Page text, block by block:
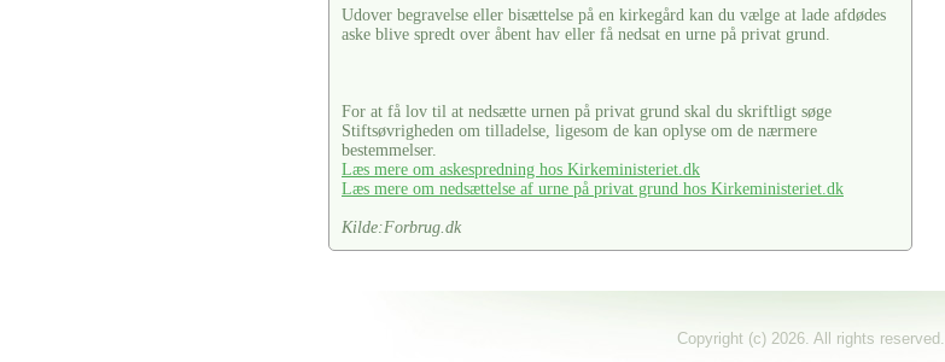
Udover begravelse eller bisættelse på en kirkegård kan du vælge at lade afdødes
aske blive spredt over åbent hav eller få nedsat en urne på privat grund.
For at få lov til at nedsætte urnen på privat grund skal du skriftligt søge
Stiftsøvrigheden om tilladelse, ligesom de kan oplyse om de nærmere
bestemmelser.
Læs mere om askespredning hos Kirkeministeriet.dk
Læs mere om nedsættelse af urne på privat grund hos Kirkeministeriet.dk
Kilde:Forbrug.dk
Copyright (c) 2026. All rights reserved.